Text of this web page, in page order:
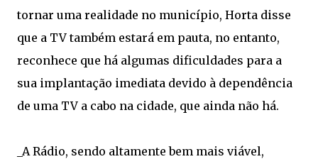
tornar uma realidade no município, Horta disse
que a TV também estará em pauta, no entanto,
reconhece que há algumas dificuldades para a
sua implantação imediata devido à dependência
de uma TV a cabo na cidade, que ainda não há.
_A Rádio, sendo altamente bem mais viável,